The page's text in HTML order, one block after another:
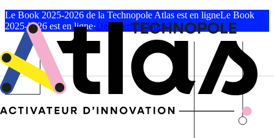
Le Book 2025-2026 de la Technopole Atlas est en ligneLe Book
2025-2026 est en ligne·Découvrir le Book